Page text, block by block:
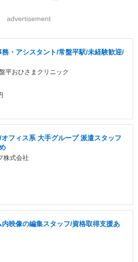
advertisement
・アシスタント/常盤平駅/未経験歓迎/
平おひさまクリニック
フィス系 大手グループ 派遣スタッフ
株式会社
内映像の編集スタッフ/資格取得支援あ